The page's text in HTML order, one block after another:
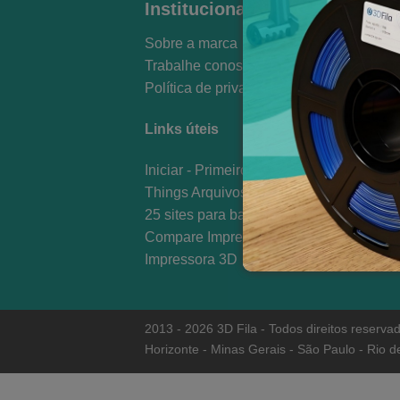
Institucional
Sobre a marca
Trabalhe conosco
Política de privacidade
Links úteis
Iniciar - Primeiros Passos
Things Arquivos 3D STL
25 sites para baixar Modelos 3D
Compare Impressoras 3D
Impressora 3D
3D
2013 - 2026 3D Fila - Todos direitos
Horizonte - Minas Gerais - São Paulo - Rio